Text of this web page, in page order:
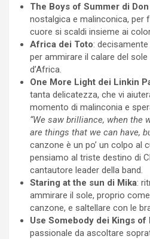
The Boys of Summer di
nostalgica e malinconica, per
cuore si scaldi insieme ai
Africa dei Toto:
per ammirare il calare del
d’Africa.
One More Light dei Linkin
tanta delicatezza, che vi
momento di malinconia e
“We saw brilliance, when the
are things that we can have,
canzone è un po’ un colpo al
pensiamo al triste destino di
cantautore leader della band.
Staring at the sun di Mika:
ammirare il sole, proprio
canzone, e saltellare con le
Use Somebody dei Kings of
passionale da ascoltare